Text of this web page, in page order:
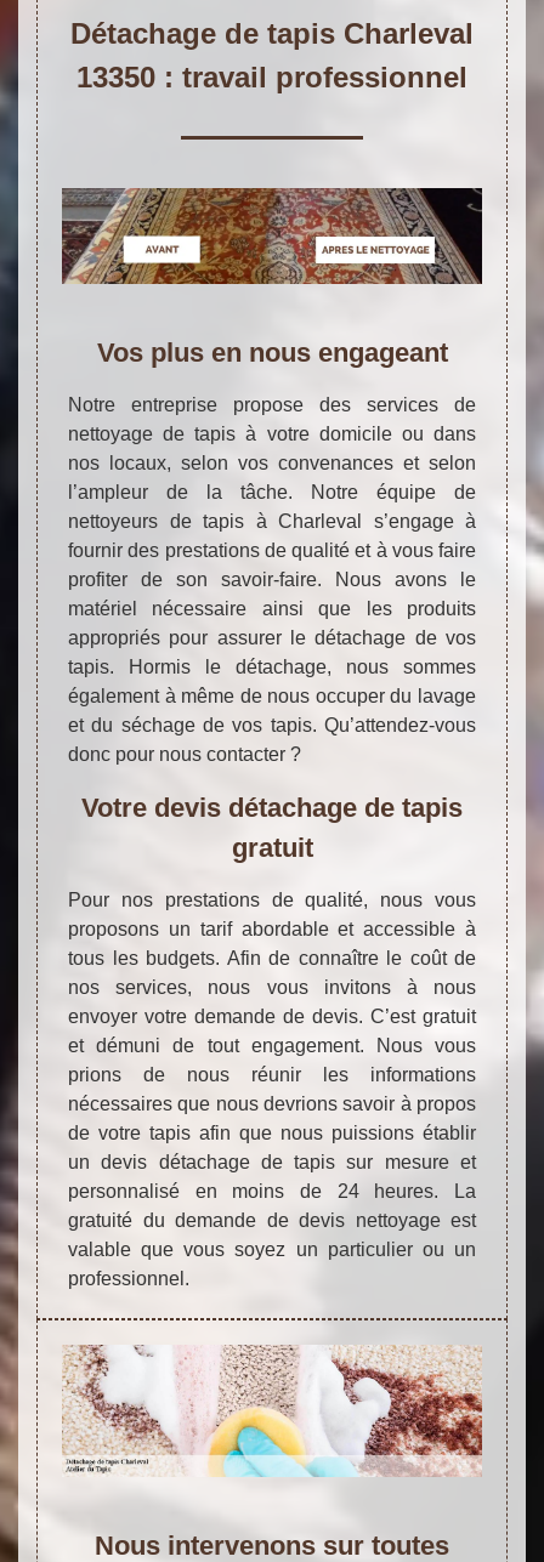
Détachage de tapis Charleval
13350 : travail professionnel
Vos plus en nous engageant
Notre entreprise propose des services de
nettoyage de tapis à votre domicile ou dans
nos locaux, selon vos convenances et selon
l’ampleur de la tâche. Notre équipe de
nettoyeurs de tapis à Charleval s’engage à
fournir des prestations de qualité et à vous faire
profiter de son savoir-faire. Nous avons le
matériel nécessaire ainsi que les produits
appropriés pour assurer le détachage de vos
tapis. Hormis le détachage, nous sommes
également à même de nous occuper du lavage
et du séchage de vos tapis. Qu’attendez-vous
donc pour nous contacter ?
Votre devis détachage de tapis
gratuit
Pour nos prestations de qualité, nous vous
proposons un tarif abordable et accessible à
tous les budgets. Afin de connaître le coût de
nos services, nous vous invitons à nous
envoyer votre demande de devis. C’est gratuit
et démuni de tout engagement. Nous vous
prions de nous réunir les informations
nécessaires que nous devrions savoir à propos
de votre tapis afin que nous puissions établir
un devis détachage de tapis sur mesure et
personnalisé en moins de 24 heures. La
gratuité du demande de devis nettoyage est
valable que vous soyez un particulier ou un
professionnel.
Nous intervenons sur toutes